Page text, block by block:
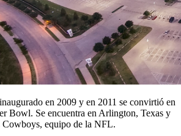
en 2009 y en 2011 se convirtió en
Bowl. Se encuentra en Arlington, Texas y
Cowboys, equipo de la NFL.